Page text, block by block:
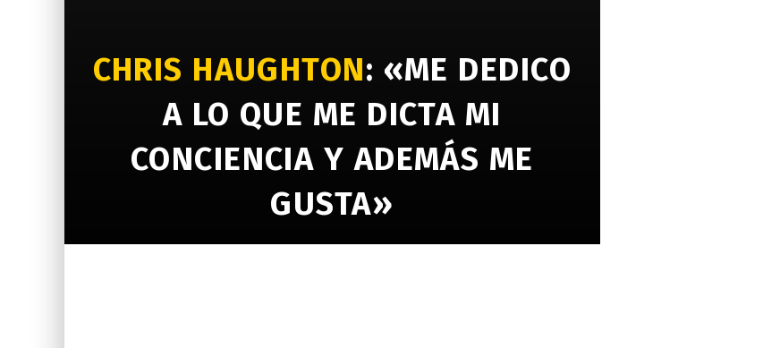
CHRIS HAUGHTON: «ME DEDICO
A LO QUE ME DICTA MI
CONCIENCIA Y ADEMÁS ME
GUSTA»